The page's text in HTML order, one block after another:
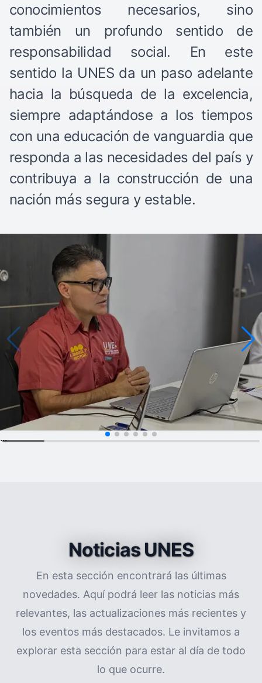
conocimientos necesarios, sino
también un profundo sentido de
responsabilidad social. En este
sentido la UNES da un paso adelante
hacia la búsqueda de la excelencia,
siempre adaptándose a los tiempos
con una educación de vanguardia que
responda a las necesidades del país y
contribuya a la construcción de una
nación más segura y estable.
...
Noticias UNES
En esta sección encontrará las últimas
novedades. Aquí podrá leer las noticias más
relevantes, las actualizaciones más recientes y
los eventos más destacados. Le invitamos a
explorar esta sección para estar al día de todo
lo que ocurre.